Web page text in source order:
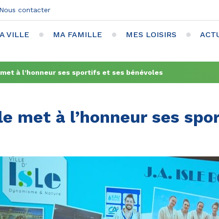
Nous contacter
VILLE MA FAMILLE MES LOISIRS
met à l’honneur ses sportifs et ses bénévoles
met à l’honneur ses